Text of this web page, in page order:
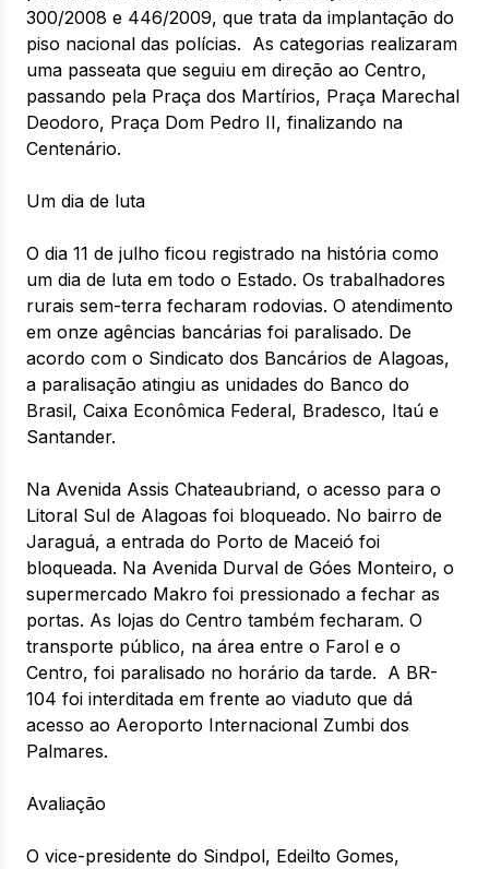
300/2008 e 446/2009, que trata da implantação do
piso nacional das polícias. As categorias realizaram
uma passeata que seguiu em direção ao Centro,
passando pela Praça dos Martírios, Praça Marechal
Deodoro, Praça Dom Pedro II, finalizando na
Centenário.
Um dia de luta
O dia 11 de julho ficou registrado na história como
um dia de luta em todo o Estado. Os trabalhadores
rurais sem-terra fecharam rodovias. O atendimento
em onze agências bancárias foi paralisado. De
acordo com o Sindicato dos Bancários de Alagoas,
a paralisação atingiu as unidades do Banco do
Brasil, Caixa Econômica Federal, Bradesco, Itaú e
Santander.
Na Avenida Assis Chateaubriand, o acesso para o
Litoral Sul de Alagoas foi bloqueado. No bairro de
Jaraguá, a entrada do Porto de Maceió foi
bloqueada. Na Avenida Durval de Góes Monteiro, o
supermercado Makro foi pressionado a fechar as
portas. As lojas do Centro também fecharam. O
transporte público, na área entre o Farol e o
Centro, foi paralisado no horário da tarde. A BR-
104 foi interditada em frente ao viaduto que dá
acesso ao Aeroporto Internacional Zumbi dos
Palmares.
Avaliação
O vice-presidente do Sindpol, Edeilto Gomes,